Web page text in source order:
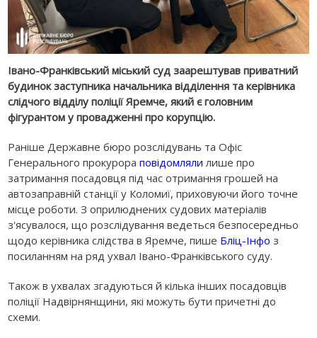
Івано-Франківський міський суд заарештував приватний
будинок заступника начальника відділення та керівника
слідчого відділу поліції Яремче, який є головним
фігурантом у провадженні про корупцію.
Раніше Державне бюро розслідувань та Офіс
Генерального прокурораповідомляли лише про
затримання посадовця під час отримання грошей на
автозаправній станції у Коломиї, приховуючи його точне
місце роботи. З оприлюднених судових матеріалів
з'ясувалося, що розслідування ведеться безпосередньо
щодо керівника слідства в Яремче, пише Бліц-Інфо з
посиланням на ряд ухвал Івано-Франківського суду.
Також в ухвалах згадуються й кілька інших посадовців
поліції Надвірнянщини, які можуть бути причетні до
схеми.